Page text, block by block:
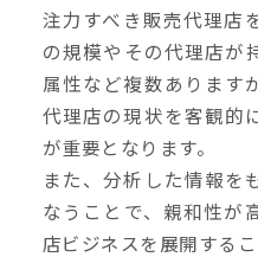
注力すべき販売代理店
の規模やその代理店が
属性など複数あります
代理店の現状を客観的
が重要となります。
また、分析した情報を
なうことで、親和性が
店ビジネスを展開するこ